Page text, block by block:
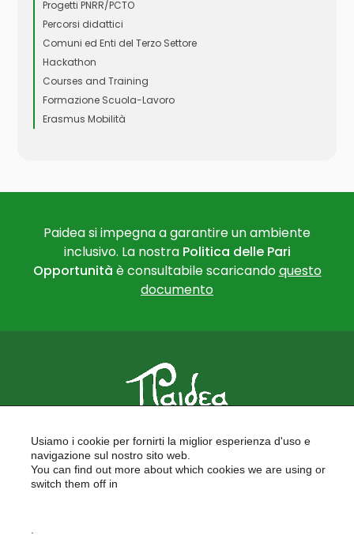
Progetti PNRR/PCTO
Percorsi didattici
Comuni ed Enti del Terzo Settore
Hackathon
Courses and Training
Formazione Scuola-Lavoro
Erasmus Mobilità
Paidea si impegna a garantire un ambiente
inclusivo. La nostra Politica delle Pari
Opportunità è consultabile scaricandoquesto
documento
FORMAZIONE PER LE SCUOLE
FORMAZIONE PROFESSIONALE
PROGETTI EUROPEI
Usiamo i cookie per fornirti la miglior esperienza d'uso e
navigazione sul nostro sito web.
You can find out more about which cookies we are using or
switch them off in